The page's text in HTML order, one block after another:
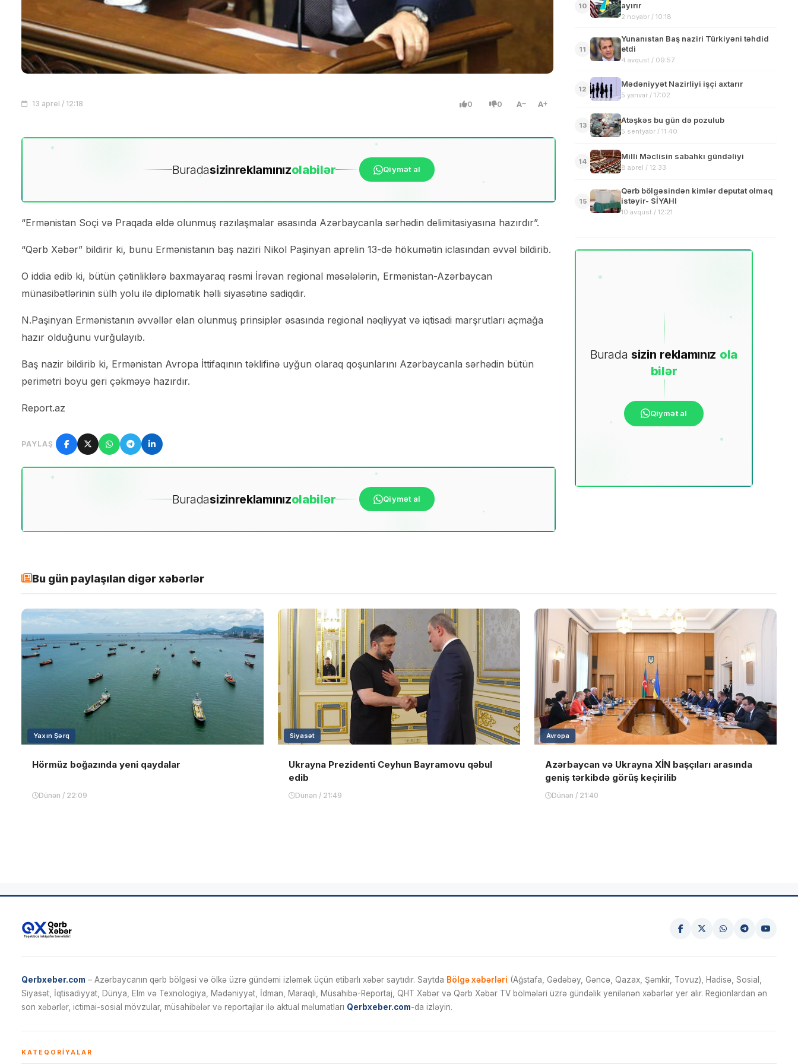
13 aprel / 12:18 0 0 A A
Buradasizinreklamınızolabilər Qiymət al
“Ermənistan Soçi və Praqada əldə olunmuş razılaşmalar əsasında Azərbaycanla sərhədin delimitasiyasına hazırdır”.
“Qərb Xəbər” bildirir ki, bunu Ermənistanın baş naziri Nikol Paşinyan aprelin 13-də hökumətin iclasından əvvəl bildirib.
O iddia edib ki, bütün çətinliklərə baxmayaraq rəsmi İrəvan regional məsələlərin, Ermənistan-Azərbaycan
münasibətlərinin sülh yolu ilə diplomatik həlli siyasətinə sadiqdir.
N.Paşinyan Ermənistanın əvvəllər elan olunmuş prinsiplər əsasında regional nəqliyyat və iqtisadi marşrutları açmağa
hazır olduğunu vurğulayıb.
Baş nazir bildirib ki, Ermənistan Avropa İttifaqının təklifinə uyğun olaraq qoşunlarını Azərbaycanla sərhədin bütün
perimetri boyu geri çəkməyə hazırdır.
Report.az
PAYLAŞ
Buradasizinreklamınızolabilər Qiymət al
10
ayırır
2 noyabr / 10:18
11
Yunanıstan Baş naziri Türkiyəni təhdid
etdi
4 avqust / 09:57
12
Mədəniyyət Nazirliyi işçi axtarır
5 yanvar / 17:02
13
Atəşkəs bu gün də pozulub
5 sentyabr / 11:40
14
Milli Məclisin sabahkı gündəliyi
8 aprel / 12:33
15
Qərb bölgəsindən kimlər deputat olmaq
istəyir- SİYAHI
10 avqust / 12:21
Burada sizin reklamınız ola
bilər
Qiymət al
Bu gün paylaşılan digər xəbərlər
Yaxın Şərq
Hörmüz boğazında yeni qaydalar
Dünən / 22:09
Siyasət
Ukrayna Prezidenti Ceyhun Bayramovu qəbul
edib
Dünən / 21:49
Avropa
Azərbaycan və Ukrayna XİN başçıları arasında
geniş tərkibdə görüş keçirilib
Dünən / 21:40
Qerbxeber.com – Azərbaycanın qərb bölgəsi və ölkə üzrə gündəmi izləmək üçün etibarlı xəbər saytıdır. Saytda Bölgə xəbərləri (Ağstafa, Gədəbəy, Gəncə, Qazax, Şəmkir, Tovuz), Hadisə, Sosial,
Siyasət, İqtisadiyyat, Dünya, Elm və Texnologiya, Mədəniyyət, İdman, Maraqlı, Müsahibə-Reportaj, QHT Xəbər və Qərb Xəbər TV bölmələri üzrə gündəlik yenilənən xəbərlər yer alır. Regionlardan ən
son xəbərlər, ictimai-sosial mövzular, müsahibələr və reportajlar ilə aktual məlumatları Qerbxeber.com-da izləyin.
KATEQORIYALAR